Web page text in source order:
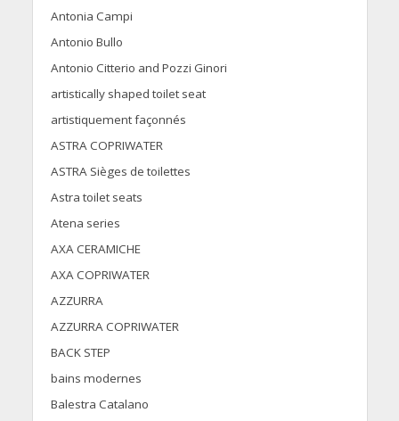
Antonia Campi
Antonio Bullo
Antonio Citterio and Pozzi Ginori
artistically shaped toilet seat
artistiquement façonnés
ASTRA COPRIWATER
ASTRA Sièges de toilettes
Astra toilet seats
Atena series
AXA CERAMICHE
AXA COPRIWATER
AZZURRA
AZZURRA COPRIWATER
BACK STEP
bains modernes
Balestra Catalano